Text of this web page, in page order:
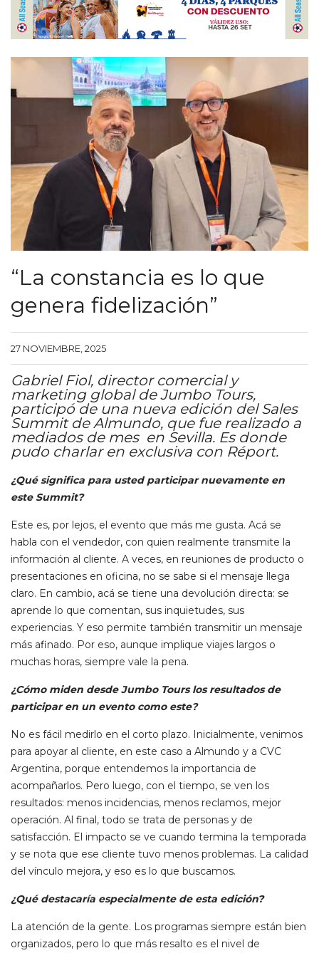
“La constancia es lo que
genera fidelización”
27 NOVIEMBRE, 2025
Gabriel Fiol, director comercial y
marketing global de Jumbo Tours,
participó de una nueva edición del Sales
Summit de Almundo, que fue realizado a
mediados de mes en Sevilla. Es donde
pudo charlar en exclusiva con Réport.
¿Qué significa para usted participar nuevamente en
este Summit?
Este es, por lejos, el evento que más me gusta. Acá se
habla con el vendedor, con quien realmente transmite la
información al cliente. A veces, en reuniones de producto o
presentaciones en oficina, no se sabe si el mensaje llega
claro. En cambio, acá se tiene una devolución directa: se
aprende lo que comentan, sus inquietudes, sus
experiencias. Y eso permite también transmitir un mensaje
más afinado. Por eso, aunque implique viajes largos o
muchas horas, siempre vale la pena.
¿Cómo miden desde Jumbo Tours los resultados de
participar en un evento como este?
No es fácil medirlo en el corto plazo. Inicialmente, venimos
para apoyar al cliente, en este caso a Almundo y a CVC
Argentina, porque entendemos la importancia de
acompañarlos. Pero luego, con el tiempo, se ven los
resultados: menos incidencias, menos reclamos, mejor
operación. Al final, todo se trata de personas y de
satisfacción. El impacto se ve cuando termina la temporada
y se nota que ese cliente tuvo menos problemas. La calidad
del vínculo mejora, y eso es lo que buscamos.
¿Qué destacaría especialmente de esta edición?
La atención de la gente. Los programas siempre están bien
organizados, pero lo que más resalto es el nivel de